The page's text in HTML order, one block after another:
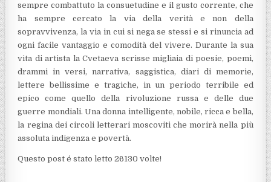
sempre combattuto la consuetudine e il gusto corrente, che
ha sempre cercato la via della verità e non della
sopravvivenza, la via in cui si nega se stessi e si rinuncia ad
ogni facile vantaggio e comodità del vivere. Durante la sua
vita di artista la Cvetaeva scrisse migliaia di poesie, poemi,
drammi in versi, narrativa, saggistica, diari di memorie,
lettere bellissime e tragiche, in un periodo terribile ed
epico come quello della rivoluzione russa e delle due
guerre mondiali. Una donna intelligente, nobile, ricca e bella,
la regina dei circoli letterari moscoviti che morirà nella più
assoluta indigenza e povertà.
Questo post é stato letto 26130 volte!